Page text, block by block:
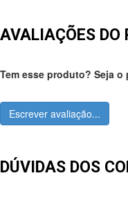
AVALIAÇÕES DO
Tem esse produto? Seja
Escrever avaliação...
DÚVIDAS DOS